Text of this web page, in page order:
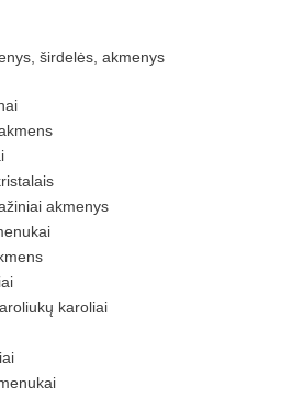
širdelės, akmenys
akmenys
karoliai